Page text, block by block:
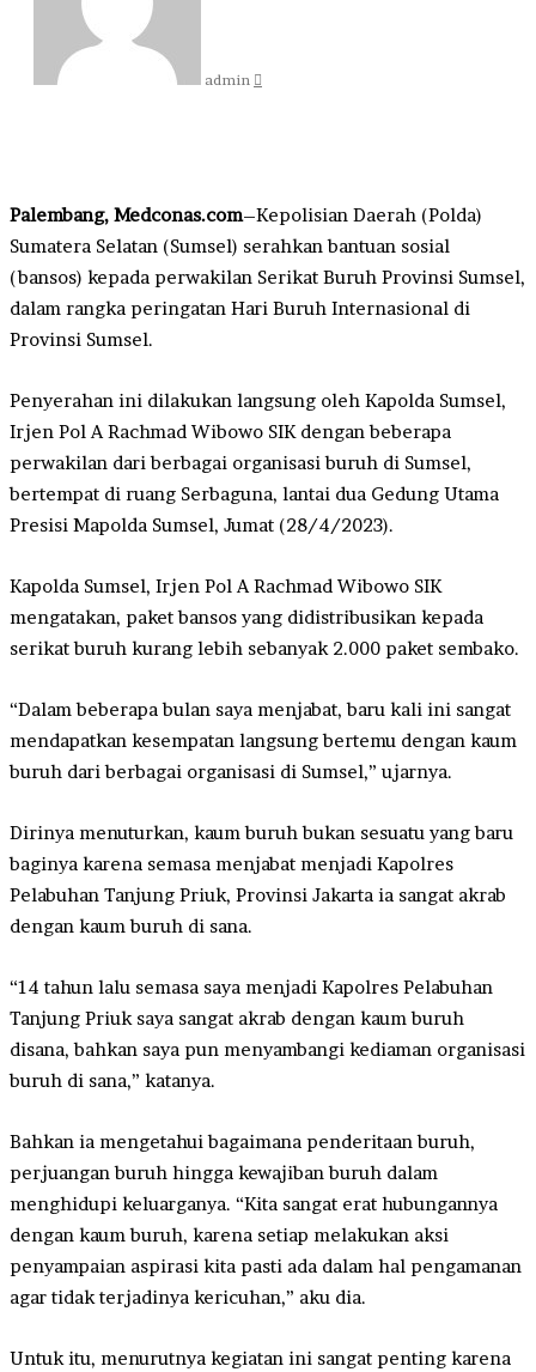
admin
Palembang, Medconas.com–Kepolisian Daerah (Polda)
Sumatera Selatan (Sumsel) serahkan bantuan sosial
(bansos) kepada perwakilan Serikat Buruh Provinsi Sumsel,
dalam rangka peringatan Hari Buruh Internasional di
Provinsi Sumsel.
Penyerahan ini dilakukan langsung oleh Kapolda Sumsel,
Irjen Pol A Rachmad Wibowo SIK dengan beberapa
perwakilan dari berbagai organisasi buruh di Sumsel,
bertempat di ruang Serbaguna, lantai dua Gedung Utama
Presisi Mapolda Sumsel, Jumat (28/4/2023).
Kapolda Sumsel, Irjen Pol A Rachmad Wibowo SIK
mengatakan, paket bansos yang didistribusikan kepada
serikat buruh kurang lebih sebanyak 2.000 paket sembako.
“Dalam beberapa bulan saya menjabat, baru kali ini sangat
mendapatkan kesempatan langsung bertemu dengan kaum
buruh dari berbagai organisasi di Sumsel,” ujarnya.
Dirinya menuturkan, kaum buruh bukan sesuatu yang baru
baginya karena semasa menjabat menjadi Kapolres
Pelabuhan Tanjung Priuk, Provinsi Jakarta ia sangat akrab
dengan kaum buruh di sana.
“14 tahun lalu semasa saya menjadi Kapolres Pelabuhan
Tanjung Priuk saya sangat akrab dengan kaum buruh
disana, bahkan saya pun menyambangi kediaman organisasi
buruh di sana,” katanya.
Bahkan ia mengetahui bagaimana penderitaan buruh,
perjuangan buruh hingga kewajiban buruh dalam
menghidupi keluarganya. “Kita sangat erat hubungannya
dengan kaum buruh, karena setiap melakukan aksi
penyampaian aspirasi kita pasti ada dalam hal pengamanan
agar tidak terjadinya kericuhan,” aku dia.
Untuk itu, menurutnya kegiatan ini sangat penting karena